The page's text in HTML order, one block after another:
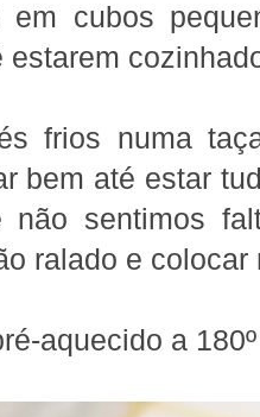
em cubos
estarem
frios numa
bem até estar
não sentimos
ralado e colocar
aquecido a